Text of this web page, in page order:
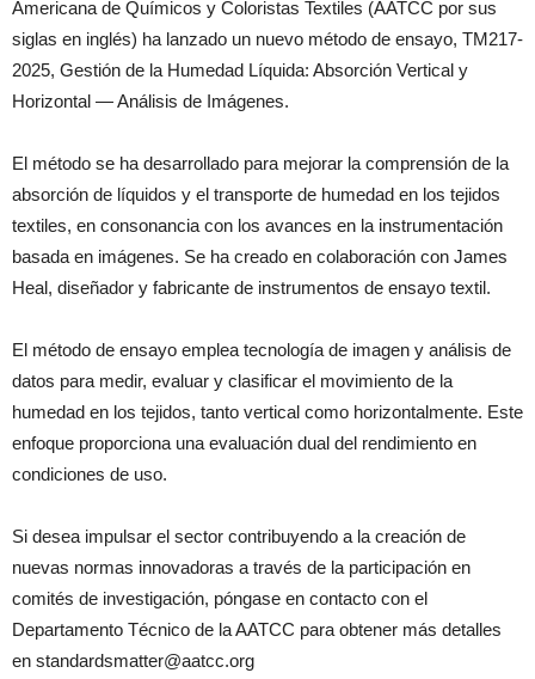
Americana de Químicos y Coloristas Textiles (AATCC por sus
siglas en inglés) ha lanzado un nuevo método de ensayo, TM217-
2025, Gestión de la Humedad Líquida: Absorción Vertical y
Horizontal — Análisis de Imágenes.
El método se ha desarrollado para mejorar la comprensión de la
absorción de líquidos y el transporte de humedad en los tejidos
textiles, en consonancia con los avances en la instrumentación
basada en imágenes. Se ha creado en colaboración con James
Heal, diseñador y fabricante de instrumentos de ensayo textil.
El método de ensayo emplea tecnología de imagen y análisis de
datos para medir, evaluar y clasificar el movimiento de la
humedad en los tejidos, tanto vertical como horizontalmente. Este
enfoque proporciona una evaluación dual del rendimiento en
condiciones de uso.
Si desea impulsar el sector contribuyendo a la creación de
nuevas normas innovadoras a través de la participación en
comités de investigación, póngase en contacto con el
Departamento Técnico de la AATCC para obtener más detalles
en standardsmatter@aatcc.org